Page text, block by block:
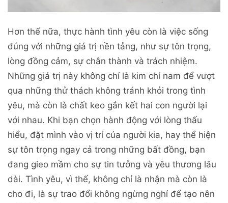
Hơn thế nữa, thực hành tình yêu còn là việc sống
đúng với những giá trị nền tảng, như sự tôn trọng,
lòng đồng cảm, sự chân thành và trách nhiệm.
Những giá trị này không chỉ là kim chỉ nam để vượt
qua những thử thách không tránh khỏi trong tình
yêu, mà còn là chất keo gắn kết hai con người lại
với nhau. Khi bạn chọn hành động với lòng thấu
hiểu, đặt mình vào vị trí của người kia, hay thể hiện
sự tôn trọng ngay cả trong những bất đồng, bạn
đang gieo mầm cho sự tin tưởng và yêu thương lâu
dài. Tình yêu, vì thế, không chỉ là nhận mà còn là
cho đi, là sự trao đổi không ngừng nghỉ để tạo nên